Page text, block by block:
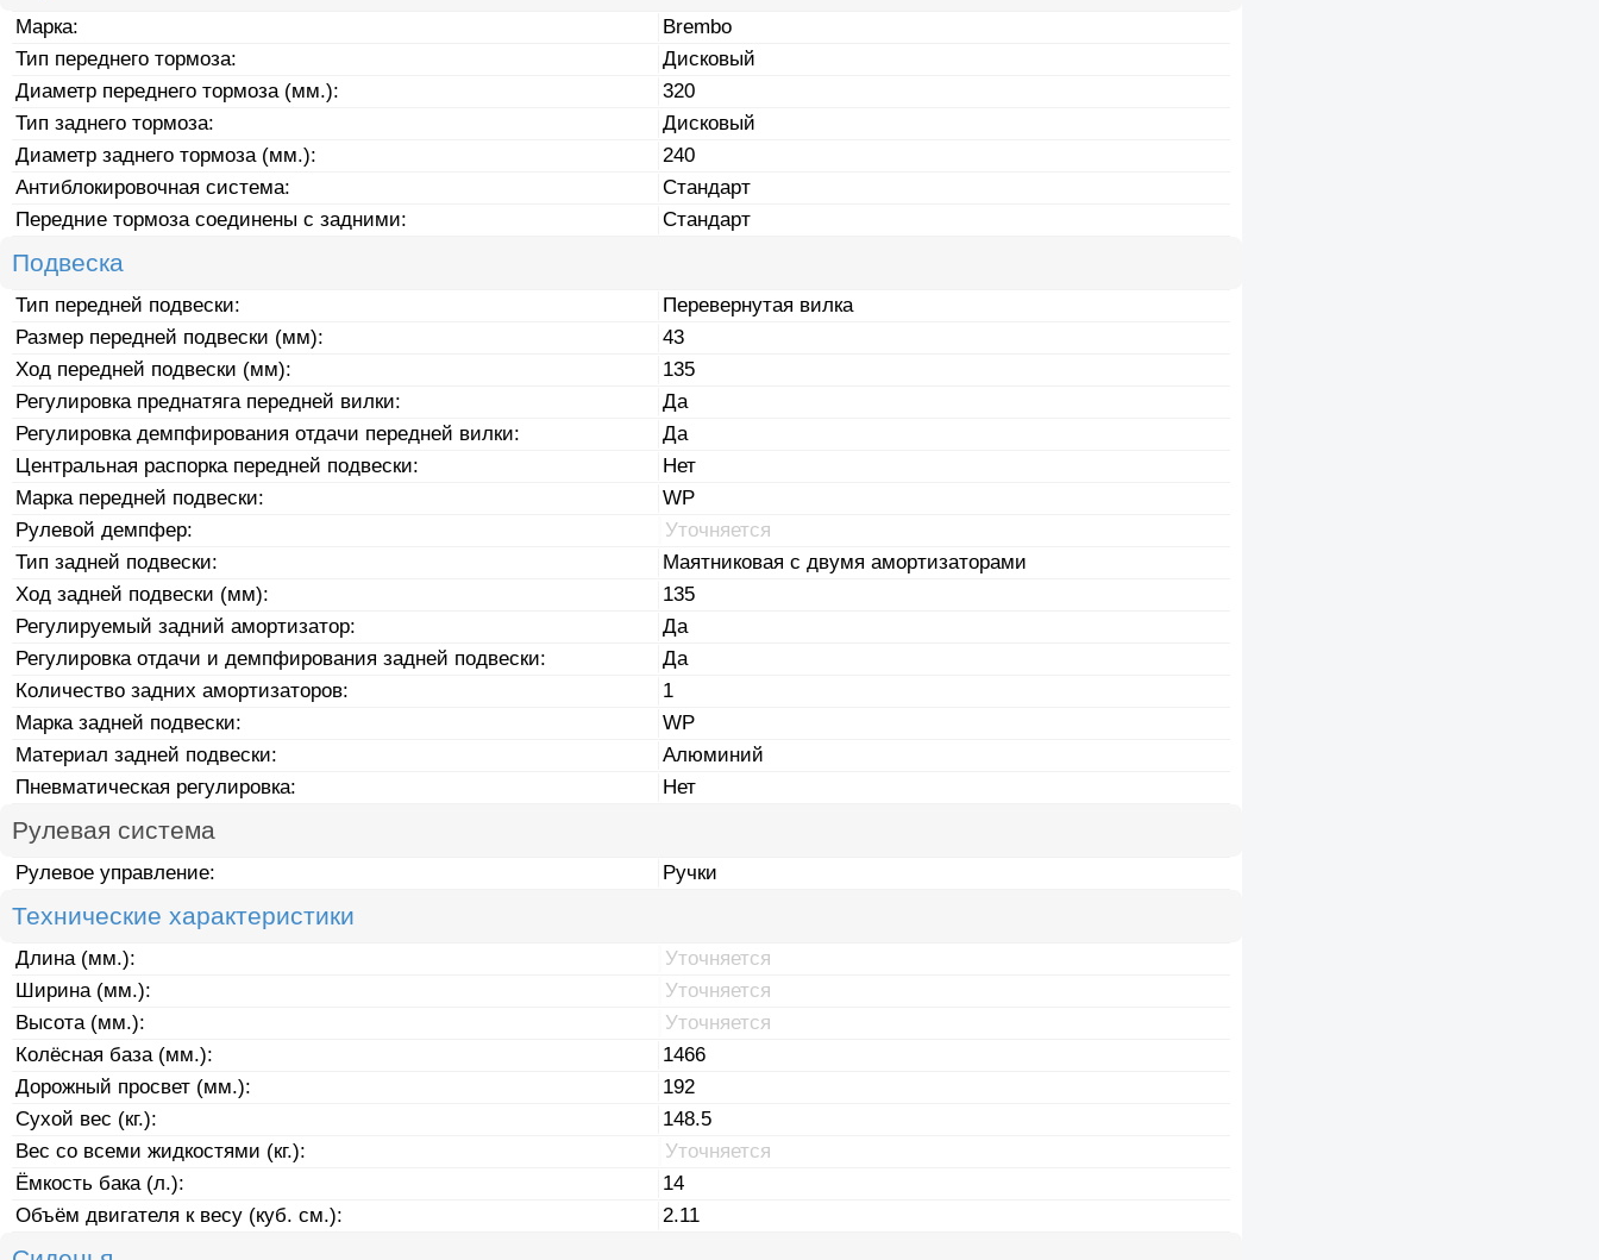
Марка:
Brembo
Тип переднего тормоза:
Дисковый
Диаметр переднего тормоза (мм.):
320
Тип заднего тормоза:
Дисковый
Диаметр заднего тормоза (мм.):
240
Антиблокировочная система:
Стандарт
Передние тормоза соединены с задними:
Стандарт
Подвеска
Тип передней подвески:
Перевернутая вилка
Размер передней подвески (мм):
43
Ход передней подвески (мм):
135
Регулировка преднатяга передней вилки:
Да
Регулировка демпфирования отдачи передней вилки:
Да
Центральная распорка передней подвески:
Нет
Марка передней подвески:
WP
Рулевой демпфер:
Уточняется
Тип задней подвески:
Маятниковая с двумя амортизаторами
Ход задней подвески (мм):
135
Регулируемый задний амортизатор:
Да
Регулировка отдачи и демпфирования задней подвески:
Да
Количество задних амортизаторов:
1
Марка задней подвески:
WP
Материал задней подвески:
Алюминий
Пневматическая регулировка:
Нет
Рулевая система
Рулевое управление: Ручки
Технические характеристики
Длина (мм.):
Уточняется
Ширина (мм.):
Уточняется
Высота (мм.):
Уточняется
Колёсная база (мм.):
1466
Дорожный просвет (мм.):
192
Сухой вес (кг.):
148.5
Вес со всеми жидкостями (кг.):
Уточняется
Ёмкость бака (л.):
14
Объём двигателя к весу (куб. см.):
2.11